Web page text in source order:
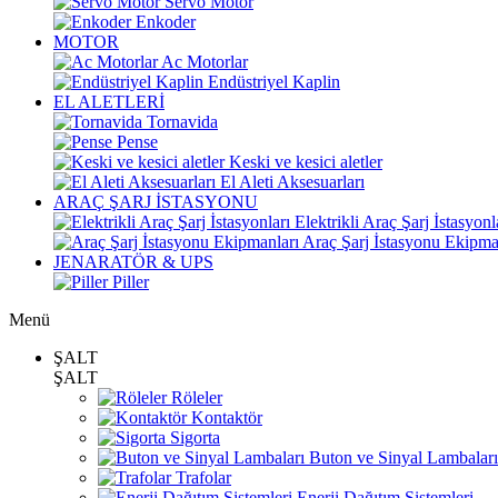
Enkoder
MOTOR
Ac Motorlar
Endüstriyel Kaplin
EL ALETLERİ
Tornavida
Pense
Keski ve kesici aletler
El Aleti Aksesuarları
ARAÇ ŞARJ İSTASYONU
Elektrikli Araç Şarj
Araç Şarj İstasyonu
JENARATÖR & UPS
Piller
Menü
ŞALT
ŞALT
Röleler
Kontaktör
Sigorta
Buton ve Sinyal Lambaları
Trafolar